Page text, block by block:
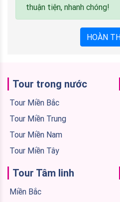
thuận tiện, nhanh chóng!
HOÀN
Tour trong nước
Tour Miền Bắc
Tour Miền Trung
Tour Miền Nam
Tour Miền Tây
Tour Tâm linh
Miền Bắc